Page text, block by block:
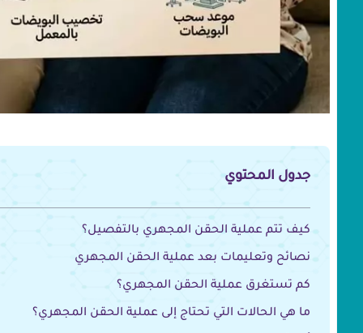
جدول المحتوي
كيف تتم عملية الحقن المجهري بالتفصيل؟
نصائح وتعليمات بعد عملية الحقن المجهري
كم تستغرق عملية الحقن المجهري؟
ما هي الحالات التي تحتاج إلى عملية الحقن المجهري؟